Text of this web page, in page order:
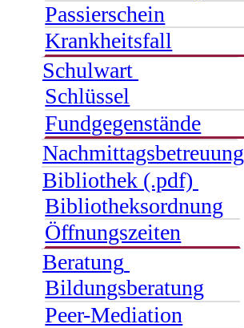
Passierschein
Krankheitsfall
Schulwart
Schlüssel
Fundgegenstände
Nachmittagsbetreuung
Bibliothek (.pdf)
Bibliotheksordnung
Öffnungszeiten
Beratung
Bildungsberatung
Peer-Mediation